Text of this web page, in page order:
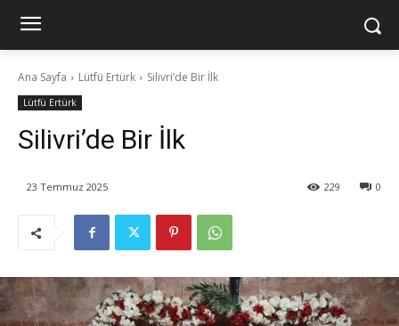
Ana Sayfa Lütfü Ertürk Silivri’de Bir İlk
Lütfü Ertürk
Silivri’de Bir İlk
23 Temmuz 2025 0
229